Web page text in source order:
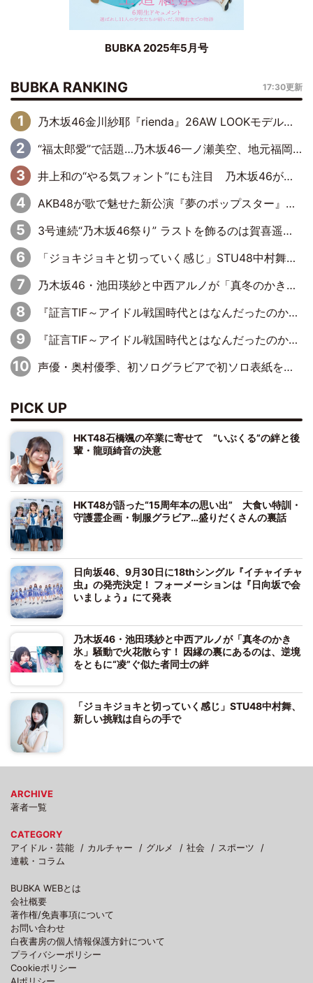
BUBKA 2025年5月号
BUBKA RANKING 17:30更新
乃木坂46金川紗耶『rienda』26AW LOOKモデルに就任
“福太郎愛”で話題…乃木坂46一ノ瀬美空、地元福岡『めんべい25周年トップサポーター』に就任
井上和の“やる気フォント”にも注目 乃木坂46が挑んだ書道パフォーマンスの舞台裏
AKB48が歌で魅せた新公演『夢のポップスター』 初日から全身全霊のステージ
3号連続“乃木坂46祭り” ラストを飾るのは賀喜遥香…5年ぶりの登場に「5年分大人になった私を見ていただけたら」
「ジョキジョキと切っていく感じ」STU48中村舞、新しい挑戦は自らの手で
乃木坂46・池田瑛紗と中西アルノが「真冬のかき氷」騒動で火花散らす！ 因縁の裏にあるのは、逆境をともに“凌”ぐ似た者同士の絆
『証言TIF～アイドル戦国時代とはなんだったのか～』第11回：私立恵比寿中学・真山りか×安本彩花「TIFで10年ぶりのキョンシーメイクをしたら、場を完全に引かせてしまって。時代が変わったんだなって」
『証言TIF～アイドル戦国時代とはなんだったのか～』第6回：でんぱ組.inc・古川未鈴×相沢梨紗「『ハロプロやりたかったな』って言ったら、夢眠ねむさんに『てめえはでんぱ組．incなんだよ！』って肩パンされて(笑)」
声優・奥村優季、初ソログラビアで初ソロ表紙を飾る！ 初めて見せる表情や、声優を志したきっかけなどを語った必読のインタビューを掲載
PICK UP
HKT48石橋颯の卒業に寄せて “いぶくる”の絆と後
輩・龍頭綺音の決意
HKT48が語った“15周年本の思い出” 大食い特訓・
守護霊企画・制服グラビア…盛りだくさんの裏話
日向坂46、9月30日に18thシングル『イチャイチャ
虫』の発売決定！ フォーメーションは『日向坂で会
いましょう』にて発表
乃木坂46・池田瑛紗と中西アルノが「真冬のかき
氷」騒動で火花散らす！ 因縁の裏にあるのは、逆境
をともに“凌”ぐ似た者同士の絆
「ジョキジョキと切っていく感じ」STU48中村舞、
新しい挑戦は自らの手で
ARCHIVE
著者一覧
CATEGORY
アイドル・芸能
カルチャー グルメ 社会
スポーツ
連載・コラム
BUBKA WEBとは
会社概要
著作権/免責事項について
お問い合わせ
白夜書房の個人情報保護方針について
プライバシーポリシー
Cookieポリシー